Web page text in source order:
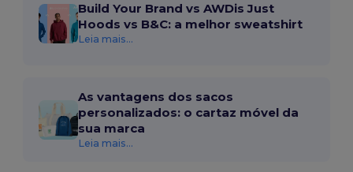
Build Your Brand vs AWDis Just
Hoods vs B&C: a melhor sweatshirt
Leia mais...
As vantagens dos sacos
personalizados: o cartaz móvel da
sua marca
Leia mais...